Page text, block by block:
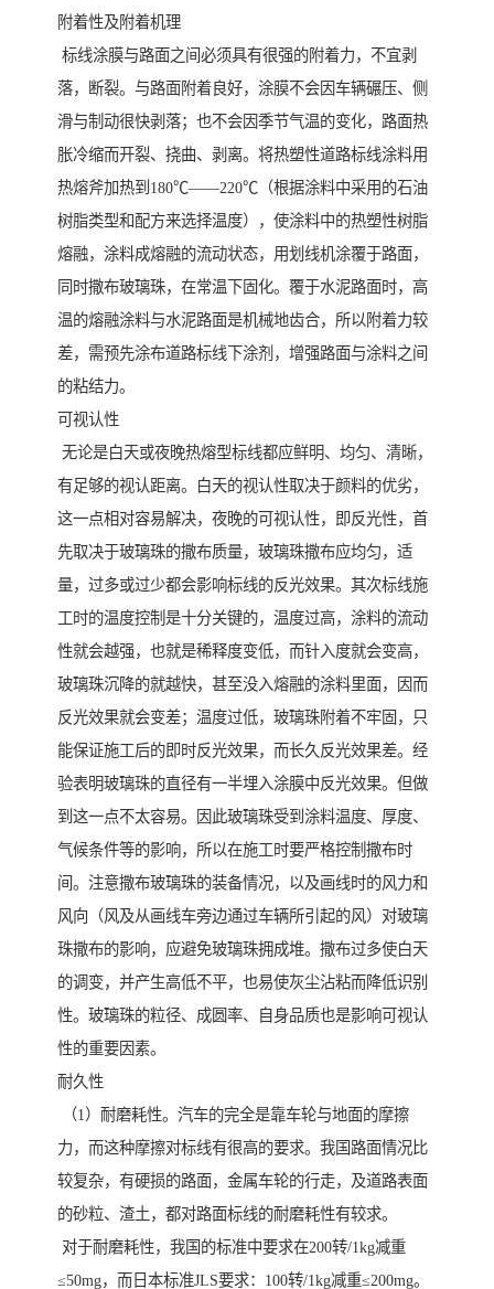
附着性及附着机理
标线涂膜与路面之间必须具有很强的附着力，不宜剥
落，断裂。与路面附着良好，涂膜不会因车辆碾压、侧
滑与制动很快剥落；也不会因季节气温的变化，路面热
胀冷缩而开裂、挠曲、剥离。将热塑性道路标线涂料用
热熔斧加热到180℃——220℃（根据涂料中采用的石油
树脂类型和配方来选择温度），使涂料中的热塑性树脂
熔融，涂料成熔融的流动状态，用划线机涂覆于路面，
同时撒布玻璃珠，在常温下固化。覆于水泥路面时，高
温的熔融涂料与水泥路面是机械地齿合，所以附着力较
差，需预先涂布道路标线下涂剂，增强路面与涂料之间
的粘结力。
可视认性
无论是白天或夜晚热熔型标线都应鲜明、均匀、清晰，
有足够的视认距离。白天的视认性取决于颜料的优劣，
这一点相对容易解决，夜晚的可视认性，即反光性，首
先取决于玻璃珠的撒布质量，玻璃珠撒布应均匀，适
量，过多或过少都会影响标线的反光效果。其次标线施
工时的温度控制是十分关键的，温度过高，涂料的流动
性就会越强，也就是稀释度变低，而针入度就会变高，
玻璃珠沉降的就越快，甚至没入熔融的涂料里面，因而
反光效果就会变差；温度过低，玻璃珠附着不牢固，只
能保证施工后的即时反光效果，而长久反光效果差。经
验表明玻璃珠的直径有一半埋入涂膜中反光效果。但做
到这一点不太容易。因此玻璃珠受到涂料温度、厚度、
气候条件等的影响，所以在施工时要严格控制撒布时
间。注意撒布玻璃珠的装备情况，以及画线时的风力和
风向（风及从画线车旁边通过车辆所引起的风）对玻璃
珠撒布的影响，应避免玻璃珠拥成堆。撒布过多使白天
的调变，并产生高低不平，也易使灰尘沾粘而降低识别
性。玻璃珠的粒径、成圆率、自身品质也是影响可视认
性的重要因素。
耐久性
（1）耐磨耗性。汽车的完全是靠车轮与地面的摩擦
力，而这种摩擦对标线有很高的要求。我国路面情况比
较复杂，有硬损的路面，金属车轮的行走，及道路表面
的砂粒、渣土，都对路面标线的耐磨耗性有较求。
对于耐磨耗性，我国的标准中要求在200转/1kg减重
≤50mg，而日本标准JLS要求：100转/1kg减重≤200mg。